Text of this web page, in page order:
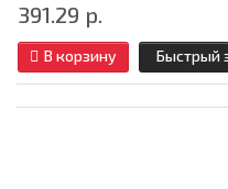
391.29 р.
В корзину Быстрый